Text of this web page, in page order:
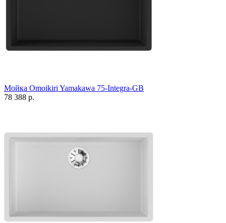
Мойка Omoikiri Yamakawa 75-Integra-GB
78 388 р.